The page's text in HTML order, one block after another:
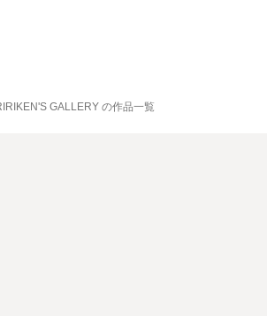
GALLERY の作品一覧